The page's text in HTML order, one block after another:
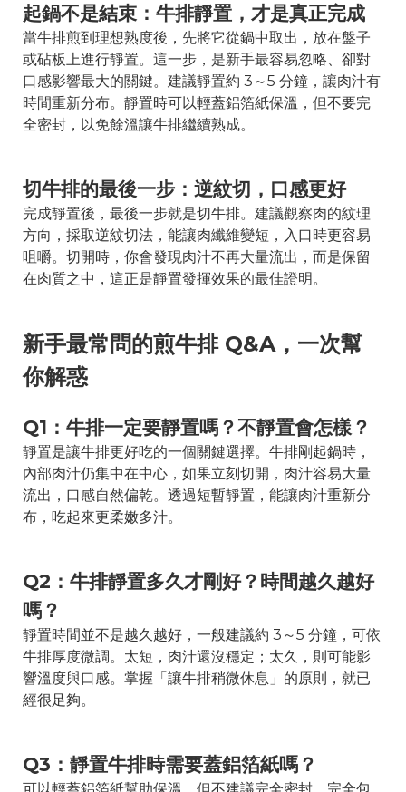
起鍋不是結束：牛排靜置，才是真正完成
當牛排煎到理想熟度後，先將它從鍋中取出，放在盤子
或砧板上進行靜置。這一步，是新手最容易忽略、卻對
口感影響最大的關鍵。建議靜置約 3～5 分鐘，讓肉汁有
時間重新分布。靜置時可以輕蓋鋁箔紙保溫，但不要完
全密封，以免餘溫讓牛排繼續熟成。
切牛排的最後一步：逆紋切，口感更好
完成靜置後，最後一步就是切牛排。建議觀察肉的紋理
方向，採取逆紋切法，能讓肉纖維變短，入口時更容易
咀嚼。切開時，你會發現肉汁不再大量流出，而是保留
在肉質之中，這正是靜置發揮效果的最佳證明。
新手最常問的煎牛排 Q&A，一次幫
你解惑
Q1：牛排一定要靜置嗎？不靜置會怎樣？
靜置是讓牛排更好吃的一個關鍵選擇。牛排剛起鍋時，
內部肉汁仍集中在中心，如果立刻切開，肉汁容易大量
流出，口感自然偏乾。透過短暫靜置，能讓肉汁重新分
布，吃起來更柔嫩多汁。
Q2：牛排靜置多久才剛好？時間越久越好
嗎？
靜置時間並不是越久越好，一般建議約 3～5 分鐘，可依
牛排厚度微調。太短，肉汁還沒穩定；太久，則可能影
響溫度與口感。掌握「讓牛排稍微休息」的原則，就已
經很足夠。
Q3：靜置牛排時需要蓋鋁箔紙嗎？